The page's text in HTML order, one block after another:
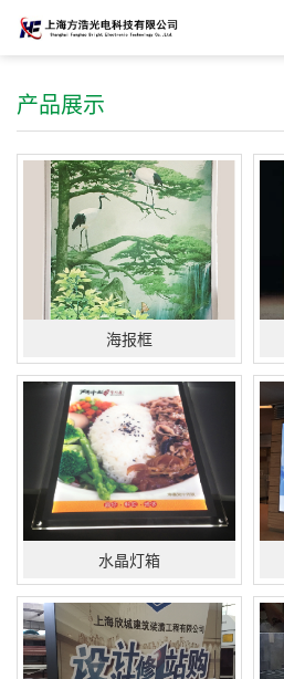
产品展示
海报框
水晶灯箱